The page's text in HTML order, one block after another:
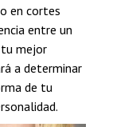
en cortes
entre un
mejor
a determinar
de tu